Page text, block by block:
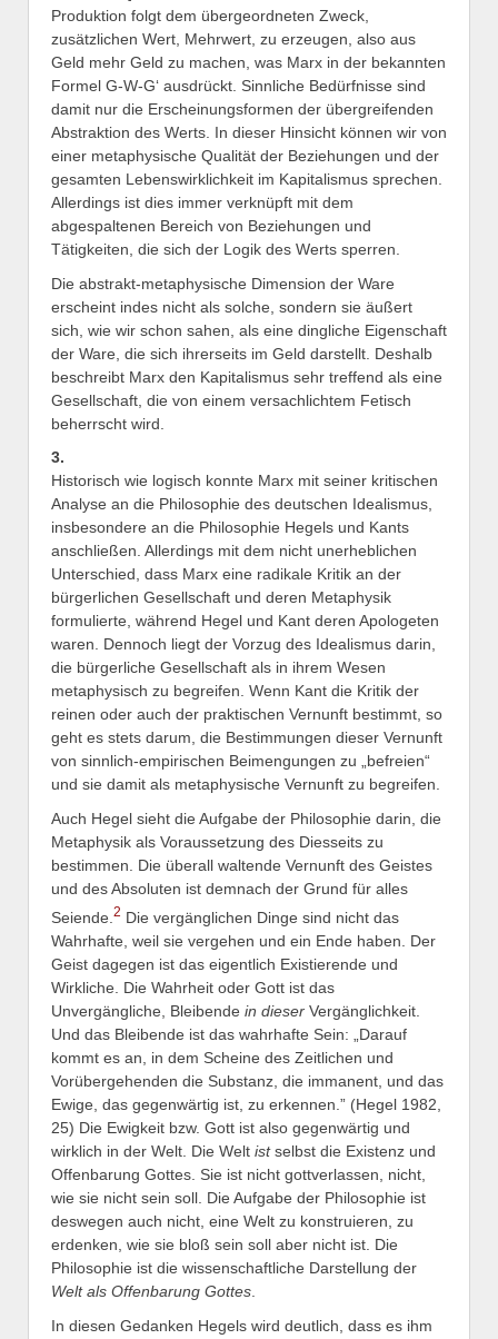
Produktion folgt dem übergeordneten Zweck,
zusätzlichen Wert, Mehrwert, zu erzeugen, also aus
Geld mehr Geld zu machen, was Marx in der bekannten
Formel G-W-G‘ ausdrückt. Sinnliche Bedürfnisse sind
damit nur die Erscheinungsformen der übergreifenden
Abstraktion des Werts. In dieser Hinsicht können wir von
einer metaphysische Qualität der Beziehungen und der
gesamten Lebenswirklichkeit im Kapitalismus sprechen.
Allerdings ist dies immer verknüpft mit dem
abgespaltenen Bereich von Beziehungen und
Tätigkeiten, die sich der Logik des Werts sperren.
Die abstrakt-metaphysische Dimension der Ware
erscheint indes nicht als solche, sondern sie äußert
sich, wie wir schon sahen, als eine dingliche Eigenschaft
der Ware, die sich ihrerseits im Geld darstellt. Deshalb
beschreibt Marx den Kapitalismus sehr treffend als eine
Gesellschaft, die von einem versachlichtem Fetisch
beherrscht wird.
3.
Historisch wie logisch konnte Marx mit seiner kritischen
Analyse an die Philosophie des deutschen Idealismus,
insbesondere an die Philosophie Hegels und Kants
anschließen. Allerdings mit dem nicht unerheblichen
Unterschied, dass Marx eine radikale Kritik an der
bürgerlichen Gesellschaft und deren Metaphysik
formulierte, während Hegel und Kant deren Apologeten
waren. Dennoch liegt der Vorzug des Idealismus darin,
die bürgerliche Gesellschaft als in ihrem Wesen
metaphysisch zu begreifen. Wenn Kant die Kritik der
reinen oder auch der praktischen Vernunft bestimmt, so
geht es stets darum, die Bestimmungen dieser Vernunft
von sinnlich-empirischen Beimengungen zu „befreien“
und sie damit als metaphysische Vernunft zu begreifen.
Auch Hegel sieht die Aufgabe der Philosophie darin, die
Metaphysik als Voraussetzung des Diesseits zu
bestimmen. Die überall waltende Vernunft des Geistes
und des Absoluten ist demnach der Grund für alles
Seiende. 2 Die vergänglichen Dinge sind nicht das
Wahrhafte, weil sie vergehen und ein Ende haben. Der
Geist dagegen ist das eigentlich Existierende und
Wirkliche. Die Wahrheit oder Gott ist das
Unvergängliche, Bleibende in dieser Vergänglichkeit.
Und das Bleibende ist das wahrhafte Sein: „Darauf
kommt es an, in dem Scheine des Zeitlichen und
Vorübergehenden die Substanz, die immanent, und das
Ewige, das gegenwärtig ist, zu erkennen.” (Hegel 1982,
25) Die Ewigkeit bzw. Gott ist also gegenwärtig und
wirklich in der Welt. Die Welt istselbst die Existenz und
Offenbarung Gottes. Sie ist nicht gottverlassen, nicht,
wie sie nicht sein soll. Die Aufgabe der Philosophie ist
deswegen auch nicht, eine Welt zu konstruieren, zu
erdenken, wie sie bloß sein soll aber nicht ist. Die
Philosophie ist die wissenschaftliche Darstellung der
Welt als Offenbarung Gottes
In diesen Gedanken Hegels wird deutlich, dass es ihm